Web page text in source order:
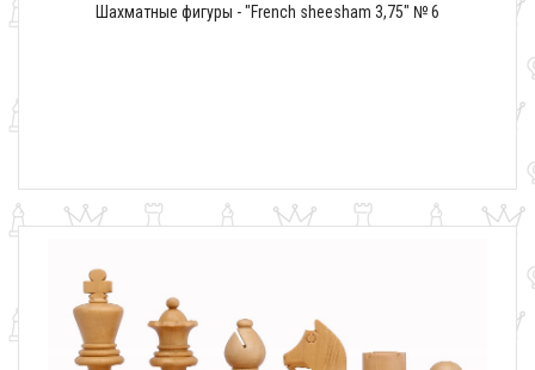
Шахматные фигуры - "French sheesham 3,75" № 6